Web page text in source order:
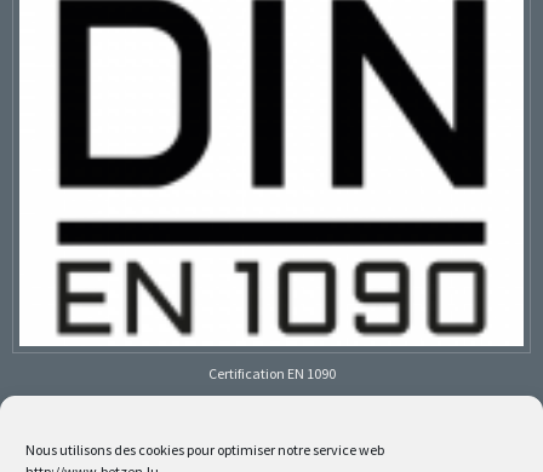
Nous utilisons des cookies pour optimiser notre service web
Certification EN 1090